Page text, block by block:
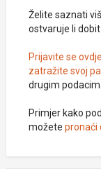
Želite saznati
ostvaruje li
Prijavite se ovdje
zatražite svoj
drugim
Primjer kako
možete pronaći